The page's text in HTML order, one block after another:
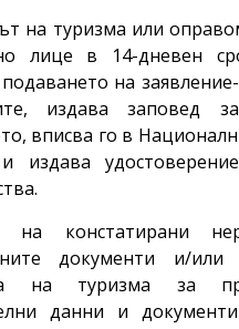
на туризма или
лице в 14-дневен
на
издава заповед
вписва го в
издава
на констатирани
документи и/
на туризма за
данни и документи